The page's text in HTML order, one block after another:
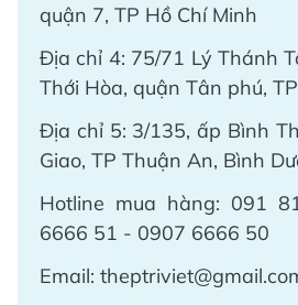
quận 7, TP Hồ Chí Minh
Địa chỉ 4: 75/71 Lý Thánh
Thới Hòa, quận Tân phú,
Địa chỉ 5: 3/135, ấp Bình
Giao, TP Thuận An, Bình
Hotline mua hàng: 091
6666 51 - 0907 6666 50
Email: